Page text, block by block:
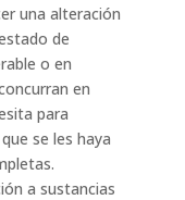
una alteración
de
o en
en
para
se les haya
a sustancias